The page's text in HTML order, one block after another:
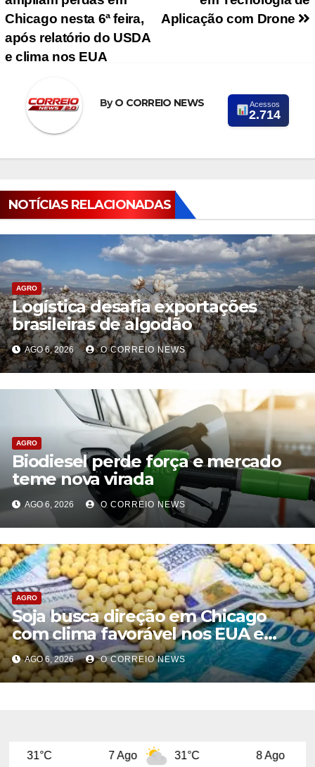
Aplicação com Drone
Chicago nesta 6ª feira,
após relatório do USDA
e clima nos EUA
ByO CORREIO NEWS Acessos
2.714
NOTÍCIAS RELACIONADAS
AGRO
Logística desafia exportações
brasileiras de algodão
AGO 6, 2026 O CORREIO NEWS
AGRO
Biodiesel perde força e mercado
teme nova virada
AGO 6, 2026 O CORREIO NEWS
AGRO
Soja busca direção em Chicago
com clima favorável nos EUA e
tensão geopolítica limitando novas
baixas
AGO 6, 2026 O CORREIO NEWS
7 Ago 31°C 8 Ago 31°C